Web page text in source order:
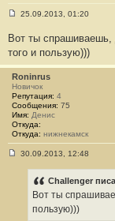
о
б
щ
е
н
и
е
#
1
6
6
25.09.2013, 01:20
Вот ты спрашиваешь,
того и пользую)))
Roninrus
Новичок
Репутация: 4
Сообщения: 75
Имя: Денис
Откуда:
Откуда: нижнекамск
30.09.2013, 12:48
Challenger
Вот ты
пользую)))